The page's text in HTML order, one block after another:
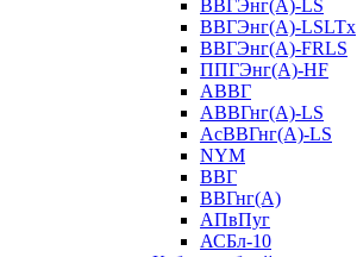
ВВГЭнг(А)-LS
ВВГЭнг(А)-LSLTx
ВВГЭнг(А)-FRLS
ППГЭнг(А)-HF
АВВГ
АВВГнг(А)-LS
АсВВГнг(А)-LS
NYM
ВВГ
ВВГнг(А)
АПвПуг
АСБл-10